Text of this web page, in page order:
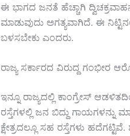
ಈ ಭಾಗದ ಜನತೆ ಹೆಚ್ಚಾಗಿ
ಮಾಡುವುದು ಅಗತ್ಯವಾಗಿದೆ. ಈ
ಬಳಸಬೇಕು ಎಂದರು.
ರಾಜ್ಯ ಸರ್ಕಾರದ ವಿರುದ್ದ ಗಂಭೀರ
ಇನ್ನೂ ರಾಜ್ಯದಲ್ಲಿ ಕಾಂಗ್ರೇಸ್
ರಸ್ತೆಗಳಲ್ಲಿ ಜನ ಬಿದ್ದು ಗಾಯಗಳನ್ನು
ಕ್ಷೇತ್ರದಲ್ಲೂ ಸಹ ರಸ್ತೆಗಳು